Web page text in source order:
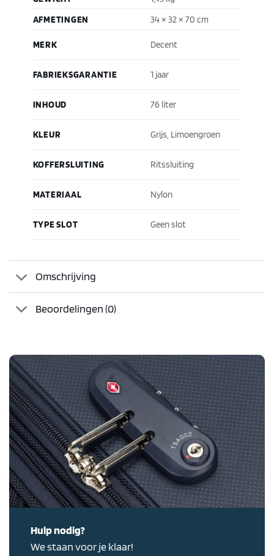
AFMETINGEN
34 × 32 × 70 cm
MERK Decent
FABRIEKSGARANTIE 1 jaar
INHOUD 76 liter
KLEUR Grijs, Limoengroen
KOFFERSLUITING Ritssluiting
MATERIAAL Nylon
TYPE SLOT Geen slot
Omschrijving
Beoordelingen (0)
Hulp nodig?
We staan voor je klaar!